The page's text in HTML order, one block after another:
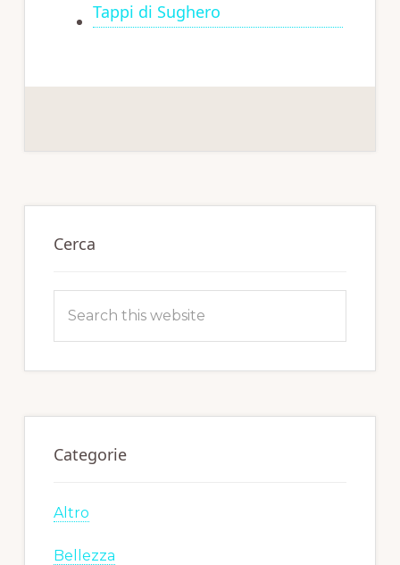
Tappi di Sughero
Primary
Sidebar
Cerca
this
Categorie
Altro
Bellezza